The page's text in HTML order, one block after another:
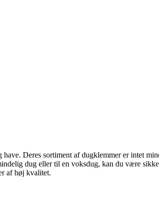
Deres sortiment af dugklemmer er intet
dug eller til en voksdug, kan du være
af høj kvalitet.